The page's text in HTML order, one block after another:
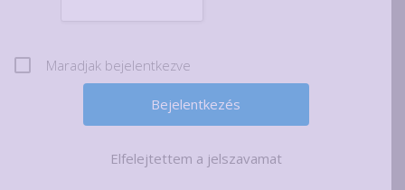
Maradjak bejelentkezve
Elfelejtettem a jelszavamat